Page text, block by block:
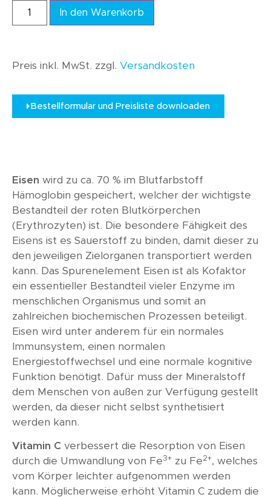
In den Warenkorb
Preis inkl. MwSt. zzgl. Versandkosten
Bestellformular und Preisliste downloaden
Eisen wird zu ca. 70 % im Blutfarbstoff
Hämoglobin gespeichert, welcher der wichtigste
Bestandteil der roten Blutkörperchen
(Erythrozyten) ist. Die besondere Fähigkeit des
Eisens ist es Sauerstoff zu binden, damit dieser zu
den jeweiligen Zielorganen transportiert werden
kann. Das Spurenelement Eisen ist als Kofaktor
ein essentieller Bestandteil vieler Enzyme im
menschlichen Organismus und somit an
zahlreichen biochemischen Prozessen beteiligt.
Eisen wird unter anderem für ein normales
Immunsystem, einen normalen
Energiestoffwechsel und eine normale kognitive
Funktion benötigt. Dafür muss der Mineralstoff
dem Menschen von außen zur Verfügung gestellt
werden, da dieser nicht selbst synthetisiert
werden kann.
Vitamin C verbessert die Resorption von Eisen
durch die Umwandlung von Fe3+ zu Fe2+, welches
vom Körper leichter aufgenommen werden
kann. Möglicherweise erhöht Vitamin C zudem die